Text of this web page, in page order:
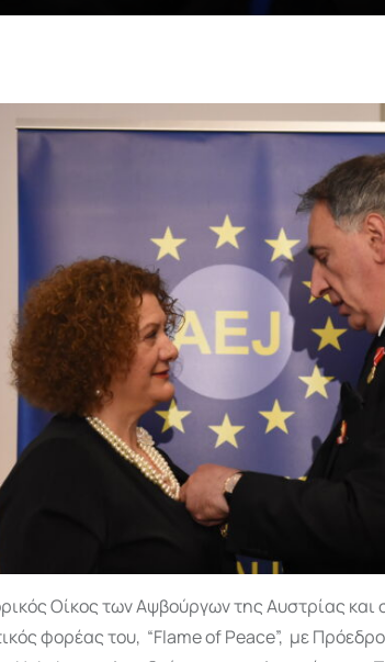
Οίκος των Αψβούργων της Αυστρίας και
φορέας του, “Flame of Peace”, με